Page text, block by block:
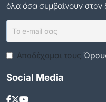
όλα όσα συμβαίνουν στον
Αποδέχομαι τους
Social Media